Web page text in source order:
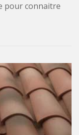
pour connaitre